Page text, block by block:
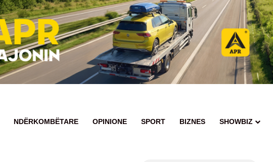
NDËRKOMBËTARE OPINIONE SPORT BIZNES SHOWBIZ